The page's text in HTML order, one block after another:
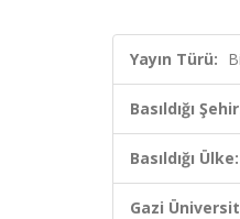
Yayın Türü:
Basıldığı
Basıldığı Ülke:
Gazi